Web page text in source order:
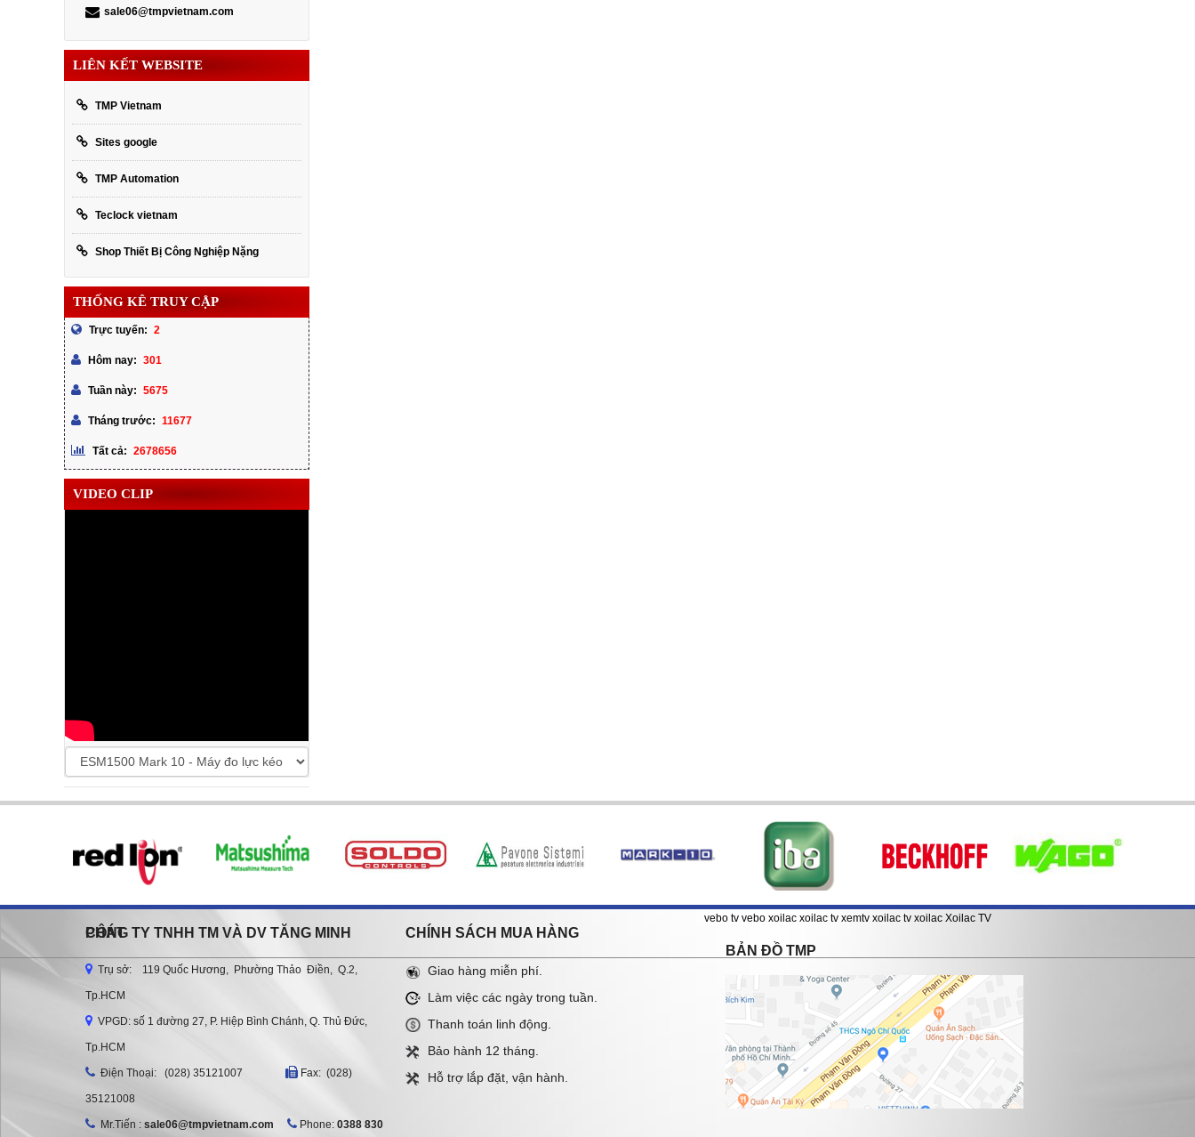
sale06@tmpvietnam.com
LIÊN KẾT WEBSITE
TMP Vietnam
Sites google
TMP Automation
Teclock vietnam
Shop Thiết Bị Công Nghiệp Nặng
THỐNG KÊ TRUY CẬP
Trực tuyến: 2
Hôm nay: 301
Tuần này: 5675
Tháng trước: 11677
Tất cả: 2678656
VIDEO CLIP
vebo tv vebo xoilac xoilac tv xemtv xoilac tv xoilac Xoilac TV
CÔNG TY TNHH TM VÀ DV TĂNG MINH PHÁT
Trụ sở: 119 Quốc Hương, Phường Thảo Điền, Q.2,
Tp.HCM
VPGD: số 1 đường 27, P. Hiệp Bình Chánh, Q. Thủ Đức,
Tp.HCM
Ðiện Thoại: (028) 35121007 Fax: (028)
35121008
Mr.Tiến : sale06@tmpvietnam.com Phone: 0388 830
CHÍNH SÁCH MUA HÀNG
Giao hàng miễn phí.
Làm việc các ngày trong tuần.
Thanh toán linh động.
Bảo hành 12 tháng.
Hỗ trợ lắp đặt, vận hành.
BẢN ĐỒ TMP